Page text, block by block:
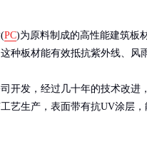
PC)为原料制成的高性能建筑板
种板材能有效抵抗紫外线、风
开发，经过几十年的技术改
艺生产，表面带有抗UV涂层，